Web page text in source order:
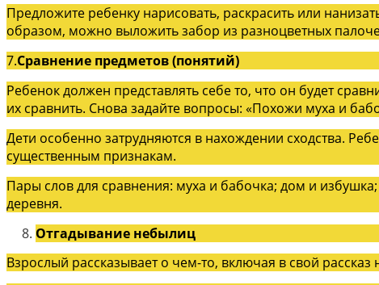
Предложите ребенку нарисовать, раскрасить или
образом, можно выложить забор из разноцветных
7.Сравнение предметов (понятий)
Ребенок должен представлять себе то, что он будет
их сравнить. Снова задайте вопросы: «Похожи муха и
Дети особенно затрудняются в нахождении сходства.
существенным признакам.
Пары слов для сравнения: муха и бабочка; дом и
деревня.
Отгадывание небылиц
Взрослый рассказывает о чем-то, включая в свой